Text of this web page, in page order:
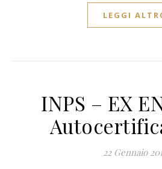
LEGGI
INPS – EX
22 Gennaio